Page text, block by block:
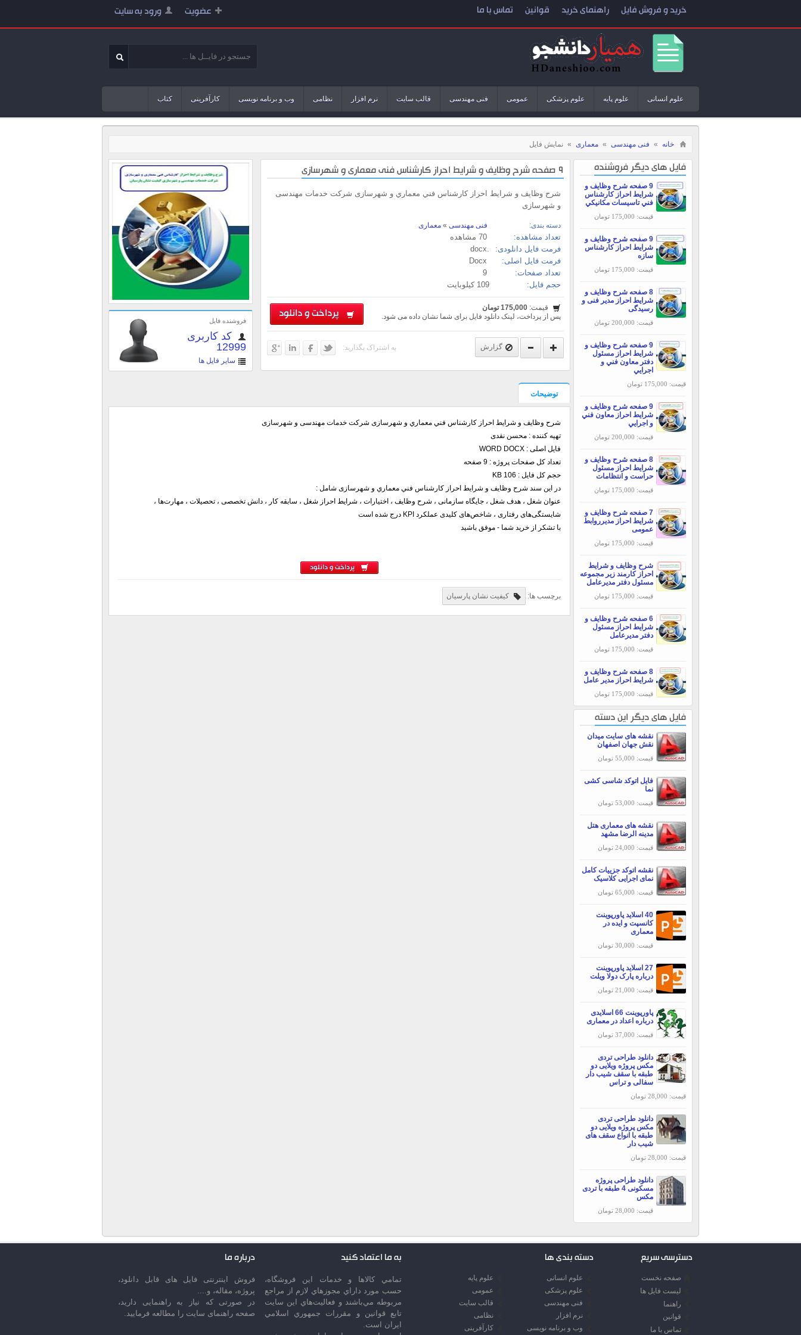
عضویت ورود به سایت خرید و فروش فایل راهنمای خرید قوانین تماس با ما
علوم انسانی علوم پایه علوم پزشکی عمومی فنی مهندسی قالب سایت نرم افزار نظامی وب و برنامه نویسی کارآفرینی کتاب
خانه » فنی مهندسی » معماری » نمایش فایل
فایل های دیگر فروشنده
9 صفحه شرح وظایف و
شرایط احراز کارشناس
فني تاسيسات مکانيکي
قیمت: 175,000 تومان
9 صفحه شرح وظایف و
شرایط احراز کارشناس
سازه
قیمت: 175,000 تومان
8 صفحه شرح وظایف و
شرایط احراز مدير فنی و
رسیدگی
قیمت: 200,000 تومان
9 صفحه شرح وظایف و
شرایط احراز مسئول
دفتر معاون فني و
اجرايي
قیمت: 175,000 تومان
9 صفحه شرح وظایف و
شرایط احراز معاون فني
و اجرايي
قیمت: 200,000 تومان
8 صفحه شرح وظایف و
شرایط احراز مسئول
حراست و انتظامات
قیمت: 175,000 تومان
7 صفحه شرح وظایف و
شرایط احراز مدیرروابط
عمومی
قیمت: 175,000 تومان
شرح وظایف و شرایط
احراز کارمند زیر مجموعه
مسئول دفتر مدیرعامل
قیمت: 175,000 تومان
6 صفحه شرح وظایف و
شرایط احراز مسئول
دفتر مدیرعامل
قیمت: 175,000 تومان
8 صفحه شرح وظایف و
شرایط احراز مدیر عامل
قیمت: 175,000 تومان
فایل های دیگر این دسته
نقشه های سایت میدان
نقش جهان اصفهان
قیمت: 55,000 تومان
فایل اتوکد شاسی کشی
نما
قیمت: 53,000 تومان
نقشه های معماری هتل
مدینه الرضا مشهد
قیمت: 24,000 تومان
نقشه اتوکد جزییات کامل
نمای اجرایی کلاسیک
قیمت: 65,000 تومان
40 اسلاید پاورپوینت
کانسپت و ایده در
معماری
قیمت: 30,000 تومان
27 اسلاید پاورپوینت
درباره پارک دولا ویلت
قیمت: 21,000 تومان
پاورپوینت 66 اسلایدی
درباره اعداد در معماری
قیمت: 37,000 تومان
دانلود طراحی تردی
مکس پروژه ویلایی دو
طبقه با سقف شیب دار
سفالی و تراس
قیمت: 28,000 تومان
دانلود طراحی تردی
مکس پروژه ویلایی دو
طبقه با انواع سقف های
شیب دار
قیمت: 28,000 تومان
دانلود طراحی پروژه
مسکونی 4 طبقه با تردی
مکس
قیمت: 28,000 تومان
فروشنده فایل
کد کاربری
12999
سایر فایل ها
9 صفحه شرح وظایف و شرایط احراز کارشناس فني معماري و شهرسازی
شرح وظایف و شرایط احراز کارشناس فني معماري و شهرسازی شرکت خدمات مهندسی
و شهرسازی
دسته بندی: فنی مهندسی » معماری
تعداد مشاهده:
فرمت فایل دانلودی:
.docx
فرمت فایل اصلی:
تعداد صفحات:
حجم فایل:
109 کیلوبایت
پرداخت و دانلود
قیمت: 175,000 تومان
پس از پرداخت، لینک دانلود فایل برای شما نشان داده می شود.
گزارش به اشتراک بگذارید:
توضیحات
شرح وظایف و شرایط احراز کارشناس فني معماري و شهرسازی شرکت خدمات مهندسی و شهرسازی
تهيه کننده : محسن نقدی
فایل اصلی : WORD DOCX
تعداد کل صفحات پروژه : 9 صفحه
حجم کل فایل : 106 KB
در این سند شرح وظایف و شرایط احراز کارشناس فني معماري و شهرسازی شامل :
عنوان شغل ، هدف شغل ، جایگاه سازمانی ، شرح وظایف ، اختیارات ، شرایط احراز شغل ، سابقه کار ، دانش تخصصی ، تحصیلات ، مهارت‌ها ،
شایستگی‌های رفتاری ، شاخص‌های کلیدی عملکرد KPI درج شده است
با تشکر از خرید شما - موفق باشید
پرداخت و دانلود
برچسب ها: کیفیت نشان پارسیان
دسترسی سریع
صفحه نخست
لیست فایل ها
راهنما
قوانین
تماس با ما
دسته بندی ها
علوم انسانی
علوم پایه
علوم پزشکی
عمومی
فنی مهندسی
قالب سایت
نرم افزار
نظامی
وب و برنامه نویسی
کارآفرینی
به ما اعتماد کنید
تمامي كالاها و خدمات اين فروشگاه،
حسب مورد داراي مجوزهاي لازم از مراجع
مربوطه مي‌باشند و فعاليت‌هاي اين سايت
تابع قوانين و مقررات جمهوري اسلامي
ايران است.
درباره ما
فروش اینترنتی فایل های قابل دانلود،
پروژه، مقاله، و....
در صورتی که نیاز به راهنمایی دارید،
صفحه راهنمای سایت را مطالعه فرمایید.